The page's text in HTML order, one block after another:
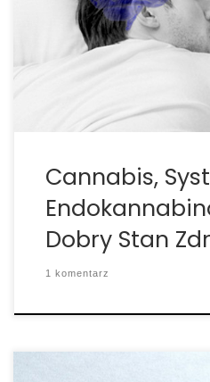
niezbędnym składnikiem
Więc czy możliwym jest
naszego systemu
cannabis lub suplementy je
Cannabis,
Dobry Stan
1 komentarz